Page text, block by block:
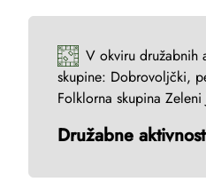
V okviru družabnih
skupine: Dobrovoljčki,
Folklorna skupina
Družabne